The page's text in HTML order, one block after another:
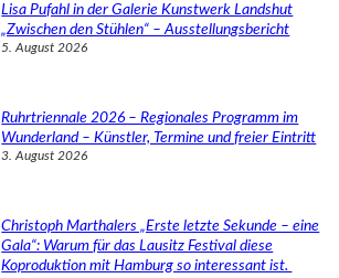
Lisa Pufahl in der Galerie Kunstwerk Landshut
„Zwischen den Stühlen“ – Ausstellungsbericht
5. August 2026
Ruhrtriennale 2026 – Regionales Programm im
Wunderland – Künstler, Termine und freier Eintritt
3. August 2026
Christoph Marthalers „Erste letzte Sekunde – eine
Gala“: Warum für das Lausitz Festival diese
Koproduktion mit Hamburg so interessant ist.